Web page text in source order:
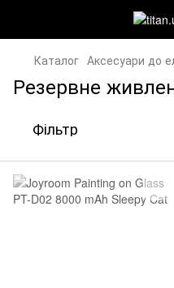
Каталог Аксесуари до
Резервне
Фільтр